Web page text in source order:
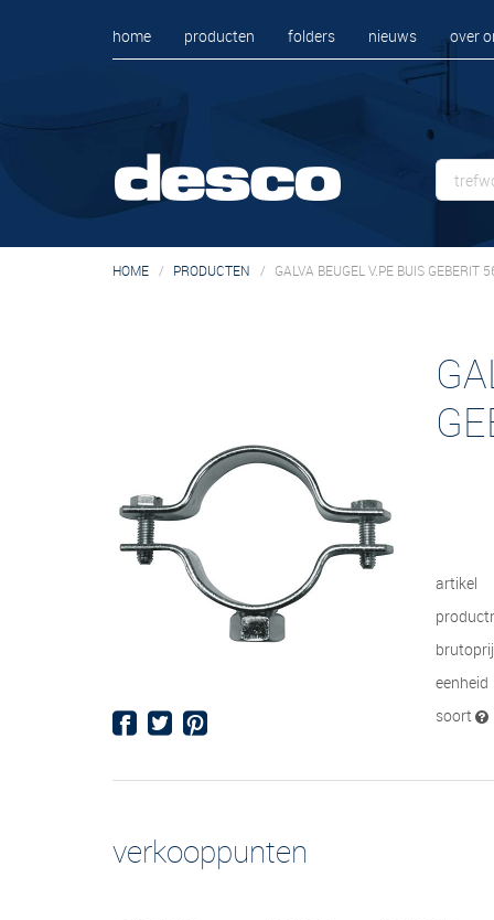
home producten folders nieuws over
HOME PRODUCTEN GALVA BEUGEL V.PE BUIS GEBERIT
artikel
eenheid
soort
verkooppunten